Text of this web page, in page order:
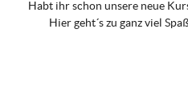
Habt ihr schon unsere neue
Hier geht´s zu ganz viel